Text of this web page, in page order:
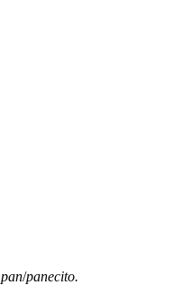
pan/panecito.